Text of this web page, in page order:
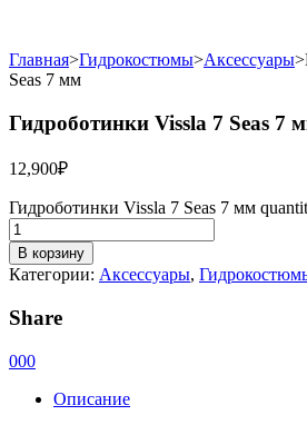
Главная>Гидрокостюмы>Аксессуары>
Seas 7 мм
Гидроботинки Vissla 7 Seas 7
12,900₽
Гидроботинки Vissla 7 Seas 7 мм
В корзину
Категории: Аксессуары,
Share
000
Описание